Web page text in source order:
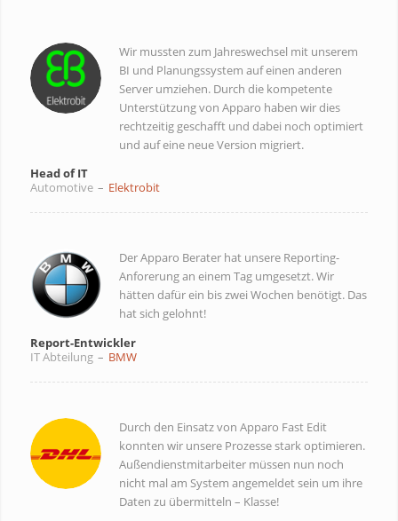
Wir mussten zum Jahreswechsel mit unserem
BI und Planungssystem auf einen anderen
Server umziehen. Durch die kompetente
Unterstützung von Apparo haben wir dies
rechtzeitig geschafft und dabei noch optimiert
und auf eine neue Version migriert.
Head of IT
Automotive – Elektrobit
Der Apparo Berater hat unsere Reporting-
Anforerung an einem Tag umgesetzt. Wir
hätten dafür ein bis zwei Wochen benötigt. Das
hat sich gelohnt!
Report-Entwickler
IT Abteilung – BMW
Durch den Einsatz von Apparo Fast Edit
konnten wir unsere Prozesse stark optimieren.
Außendienstmitarbeiter müssen nun noch
nicht mal am System angemeldet sein um ihre
Daten zu übermitteln – Klasse!